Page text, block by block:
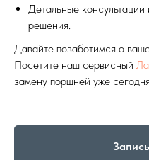
Детальные
решения.
Давайте позаботимся о
Посетите наш сервисный
замену поршней уже